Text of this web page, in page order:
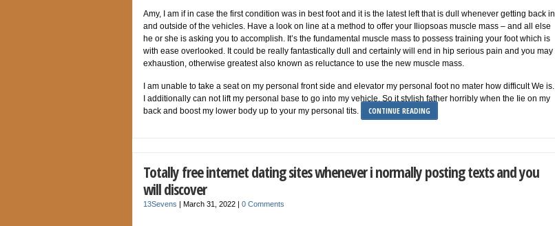
Amy, I am if in case the first condition was in best foot and it is the latest left that is dull whenever getting back in
and outside of the vehicles. Have a look on line at a method to offer your Iliopsoas muscle mass – and all else
he or she is asking you to accomplish. It’s the fundamental muscle mass to possess training your foot which is
with ease overlooked. It could be really fantastically dull and certainly will end in hip serious pain and you may
exhaustion, otherwise greatest also known as reluctance to use the new muscle mass.
I am unable to take a seat on my personal front side and elevator my personal foot no mater how difficult We is.
I additionally can not lift my personal base to go into my vehicle. So it stylish father horribly when the Iie on my
back and boost my lower body up to your my personal tits.
CONTINUE READING
Totally free internet dating sites whenever i normally posting texts and you
will discover
13Sevens | March 31, 2022 | 0 Comments